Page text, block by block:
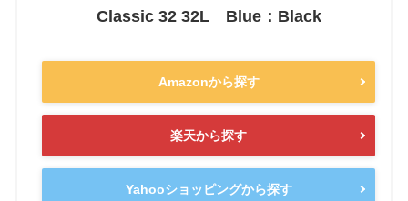
Classic 32 32L Blue：Black
Amazonから探す
楽天から探す
Yahooショッピングから探す